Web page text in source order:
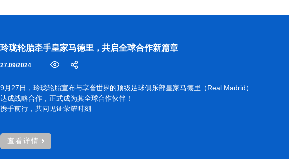
玲珑轮胎牵手皇家马德里，共启全球合作新篇章
27.09/2024
9月27日，玲珑轮胎宣布与享誉世界的顶级足球俱乐部皇家马德里（Real Madrid）
达成战略合作，正式成为其全球合作伙伴！
携手前行，共同见证荣耀时刻
查看详情